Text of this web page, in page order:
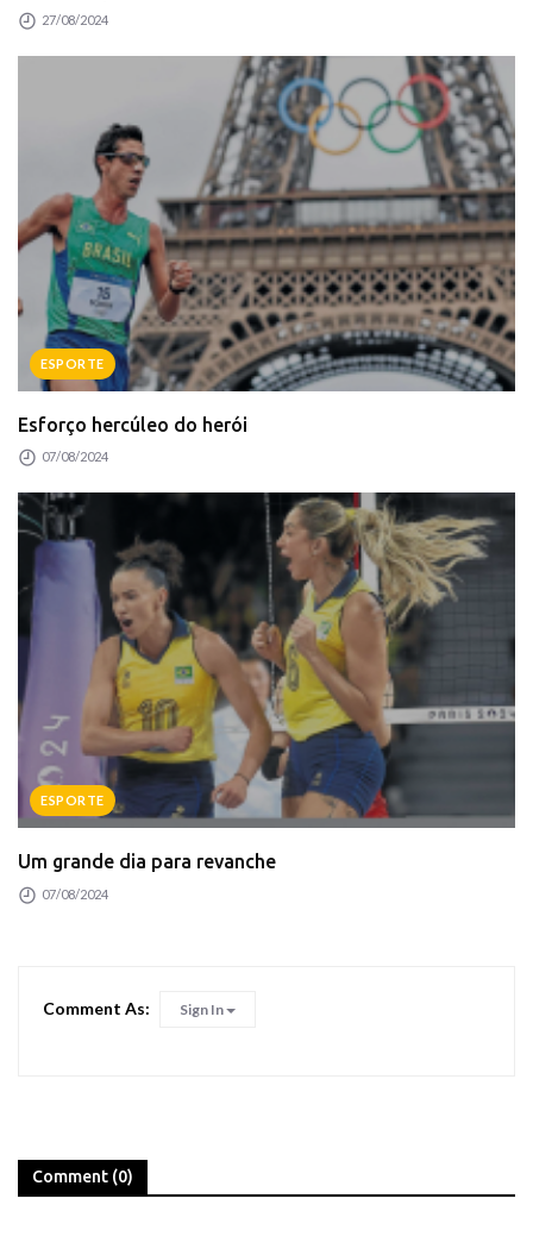
27/08/2024
ESPORTE
Esforço hercúleo do herói
07/08/2024
ESPORTE
Um grande dia para revanche
07/08/2024
Comment As: Sign In
Comment (0)